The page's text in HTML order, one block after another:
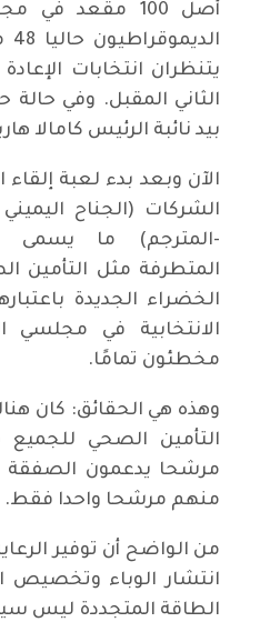
أصل 100 مقعد
يتنظران انتخابات
الثاني المقبل. وفي
بيد نائبة الرئيس
الآن وبعد بدء لعبة إلقاء
الشركات (الجناح
-المترجم) ما يسمى
المتطرفة مثل التأمين
الخضراء الجديدة
الانتخابية في مجلسي
مخطئون تمامًا.
مرشحا يدعمون الصفقة
منهم مرشحا واحدا فقط.
من الواضح أن توفير
انتشار الوباء وتخصيص
الطاقة المتجددة ليس